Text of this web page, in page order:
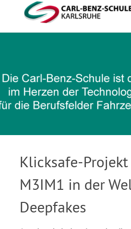
Klicksafe-
M3IM1 in der
Deepfakes